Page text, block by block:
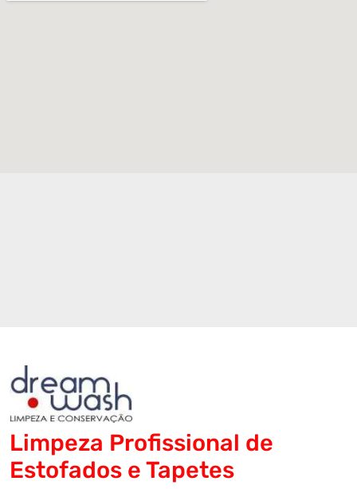
Limpeza Profissional de
Estofados e Tapetes